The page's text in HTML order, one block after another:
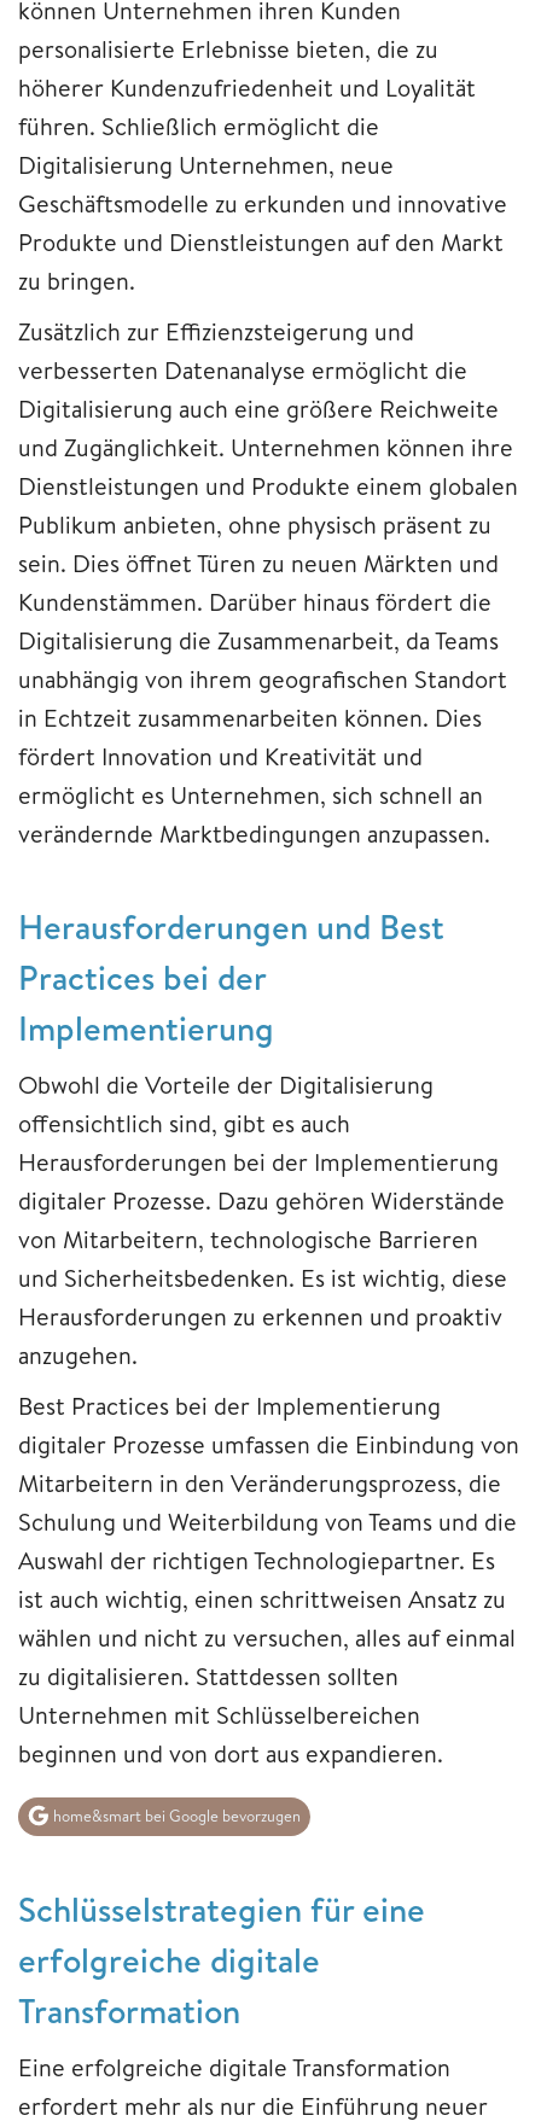
können Unternehmen ihren Kunden
personalisierte Erlebnisse bieten, die zu
höherer Kundenzufriedenheit und Loyalität
führen. Schließlich ermöglicht die
Digitalisierung Unternehmen, neue
Geschäftsmodelle zu erkunden und innovative
Produkte und Dienstleistungen auf den Markt
zu bringen.
Zusätzlich zur Effizienzsteigerung und
verbesserten Datenanalyse ermöglicht die
Digitalisierung auch eine größere Reichweite
und Zugänglichkeit. Unternehmen können ihre
Dienstleistungen und Produkte einem globalen
Publikum anbieten, ohne physisch präsent zu
sein. Dies öffnet Türen zu neuen Märkten und
Kundenstämmen. Darüber hinaus fördert die
Digitalisierung die Zusammenarbeit, da Teams
unabhängig von ihrem geografischen Standort
in Echtzeit zusammenarbeiten können. Dies
fördert Innovation und Kreativität und
ermöglicht es Unternehmen, sich schnell an
verändernde Marktbedingungen anzupassen.
Herausforderungen und Best
Practices bei der
Implementierung
Obwohl die Vorteile der Digitalisierung
offensichtlich sind, gibt es auch
Herausforderungen bei der Implementierung
digitaler Prozesse. Dazu gehören Widerstände
von Mitarbeitern, technologische Barrieren
und Sicherheitsbedenken. Es ist wichtig, diese
Herausforderungen zu erkennen und proaktiv
anzugehen.
Best Practices bei der Implementierung
digitaler Prozesse umfassen die Einbindung von
Mitarbeitern in den Veränderungsprozess, die
Schulung und Weiterbildung von Teams und die
Auswahl der richtigen Technologiepartner. Es
ist auch wichtig, einen schrittweisen Ansatz zu
wählen und nicht zu versuchen, alles auf einmal
zu digitalisieren. Stattdessen sollten
Unternehmen mit Schlüsselbereichen
beginnen und von dort aus expandieren.
home&smart bei Google bevorzugen
Schlüsselstrategien für eine
erfolgreiche digitale
Transformation
Eine erfolgreiche digitale Transformation
erfordert mehr als nur die Einführung neuer